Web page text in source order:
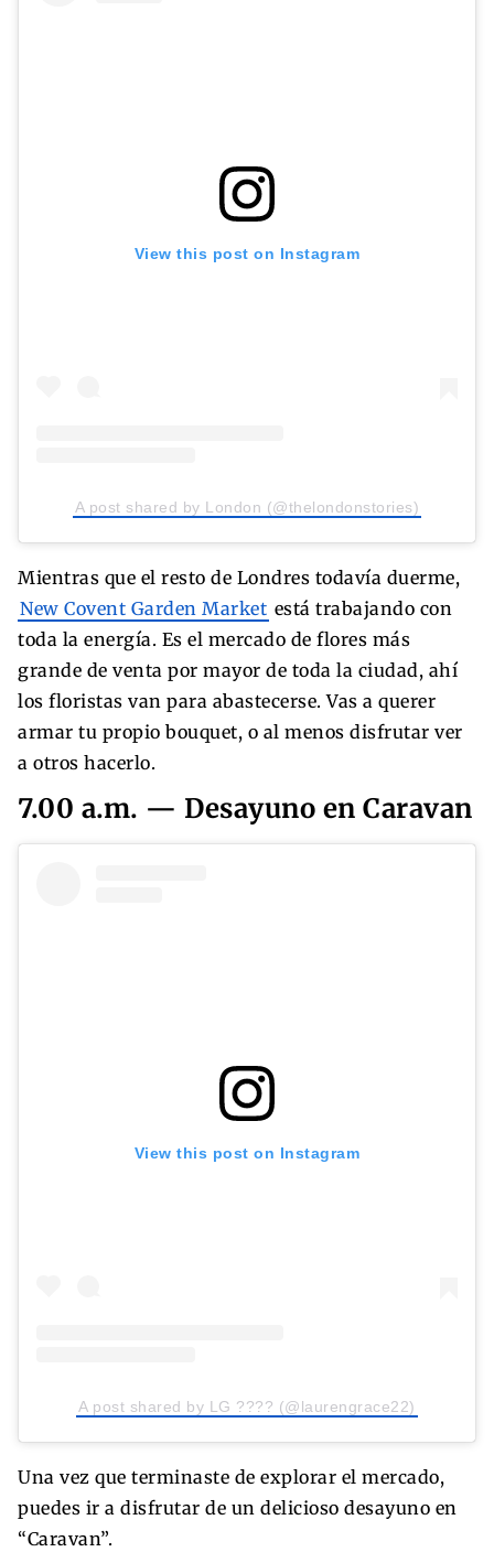
View this post on Instagram
A post shared by London (@thelondonstories)
Mientras que el resto de Londres todavía duerme,
New Covent Garden Market está trabajando con
toda la energía. Es el mercado de flores más
grande de venta por mayor de toda la ciudad, ahí
los floristas van para abastecerse. Vas a querer
armar tu propio bouquet, o al menos disfrutar ver
a otros hacerlo.
7.00 a.m. — Desayuno en Caravan
View this post on Instagram
A post shared by LG ???? (@laurengrace22)
Una vez que terminaste de explorar el mercado,
puedes ir a disfrutar de un delicioso desayuno en
“Caravan”.